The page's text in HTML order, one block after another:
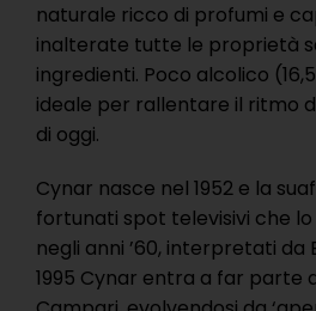
naturale ricco di profumi e
inalterate tutte le proprietà
ingredienti. Poco alcolico
ideale per rallentare il ritmo
di oggi.
Cynar nasce nel 1952 e la
fortunati spot televisivi che
negli anni ’60, interpretati da
1995 Cynar entra a far parte